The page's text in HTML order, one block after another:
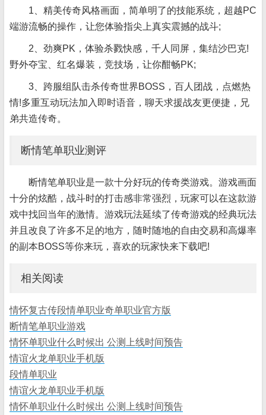
1、精美传奇风格画面，简单明了的技能系统，超越PC
端游流畅的操作，让您体验指尖上真实震撼的战斗;
2、劲爽PK，体验杀戮快感，千人同屏，集结沙巴克!
野外夺宝、红名爆装，竞技场，让你酣畅PK;
3、跨服组队击杀传奇世界BOSS，百人团战，点燃热
情!多重互动玩法加入即时语音，聊天求援战友更便捷，兄
弟共造传奇。
断情笔单职业测评
断情笔单职业是一款十分好玩的传奇类游戏。游戏画面
十分的炫酷，战斗时的打击感非常强烈，玩家可以在这款游
戏中找回当年的激情。游戏玩法延续了传奇游戏的经典玩法
并且改良了许多不足的地方，随时随地的自由交易和高爆率
的副本BOSS等你来玩，喜欢的玩家快来下载吧!
相关阅读
情怀复古传段情单职业奇单职业官方版
断情笔单职业游戏
情怀单职业什么时候出 公测上线时间预告
情谊火龙单职业手机版
段情单职业
情谊火龙单职业手机版
情怀单职业什么时候出 公测上线时间预告